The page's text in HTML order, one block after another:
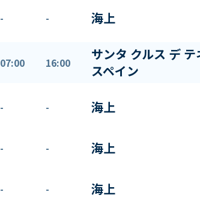
- - 海上
07:00 16:00
サンタ クルス デ
スペイン
- - 海上
- - 海上
- - 海上